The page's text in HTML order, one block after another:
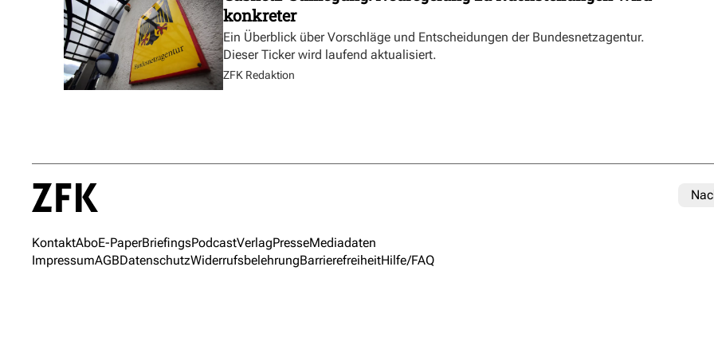
konkreter
Ein Überblick über Vorschläge und Entscheidungen der Bundesnetzagentur.
Dieser Ticker wird laufend aktualisiert.
ZFK Redaktion
KontaktAboE-PaperBriefingsPodcastVerlagPresseMediadaten
ImpressumAGBDatenschutzWiderrufsbelehrungBarrierefreiheitHilfe/FAQ